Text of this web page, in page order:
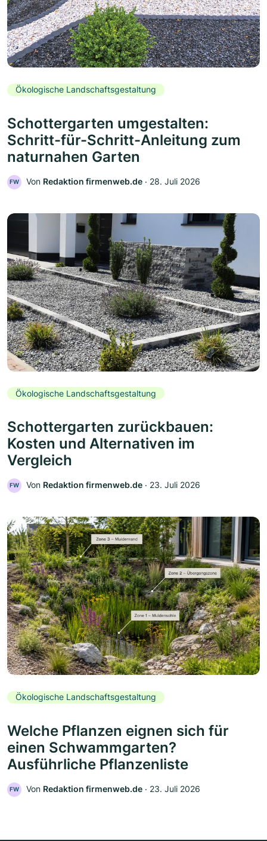
Ökologische Landschaftsgestaltung
Schottergarten umgestalten:
Schritt-für-Schritt-Anleitung zum
naturnahen Garten
FW Von Redaktion firmenweb.de ‧ 28. Juli 2026
Ökologische Landschaftsgestaltung
Schottergarten zurückbauen:
Kosten und Alternativen im
Vergleich
FW Von Redaktion firmenweb.de ‧ 23. Juli 2026
Ökologische Landschaftsgestaltung
Welche Pflanzen eignen sich für
einen Schwammgarten?
Ausführliche Pflanzenliste
FW Von Redaktion firmenweb.de ‧ 23. Juli 2026